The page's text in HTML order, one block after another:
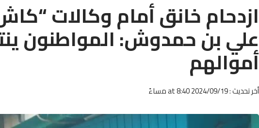
ازدحام خانق أمام وكالات
علي بن حمدوش: المواطنون
أموالهم
أخر تحديث : 2024/09/19 at 8:40 مساءً